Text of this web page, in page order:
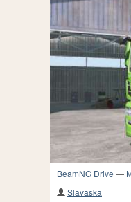
BeamNG Drive —
Slavaska